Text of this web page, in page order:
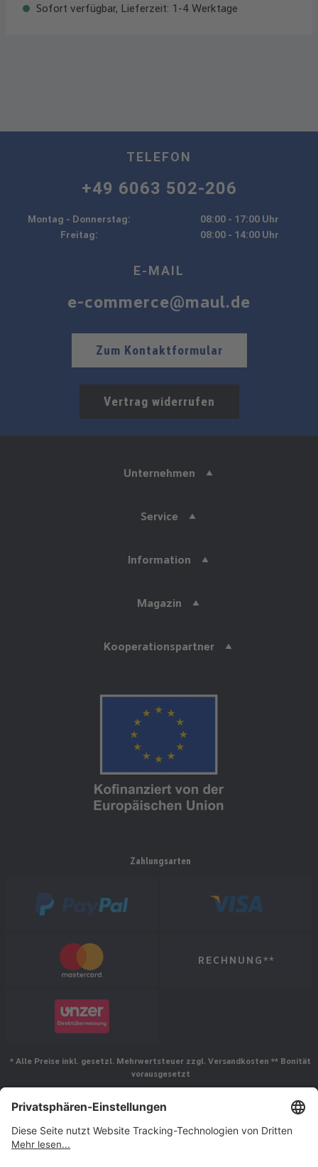
Sofort verfügbar, Lieferzeit: 1-4 Werktage
TELEFON
+49 6063 502-206
Montag - Donnerstag:
08:00 - 17:00 Uhr
Freitag:
08:00 - 14:00 Uhr
E-MAIL
e-commerce@maul.de
Zum Kontaktformular
Vertrag widerrufen
Unternehmen
Service
Information
Magazin
Kooperationspartner
Zahlungsarten
RECHNUNG**
* Alle Preise inkl. gesetzl. Mehrwertsteuer zzgl. Versandkosten ** Bonität
vorausgesetzt
Folgen Sie uns